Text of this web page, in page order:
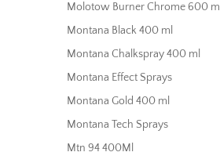
Molotow Burner Chrome 600 ml
Montana Black 400 ml
Montana Chalkspray 400 ml
Montana Effect Sprays
Montana Gold 400 ml
Montana Tech Sprays
Mtn 94 400Ml